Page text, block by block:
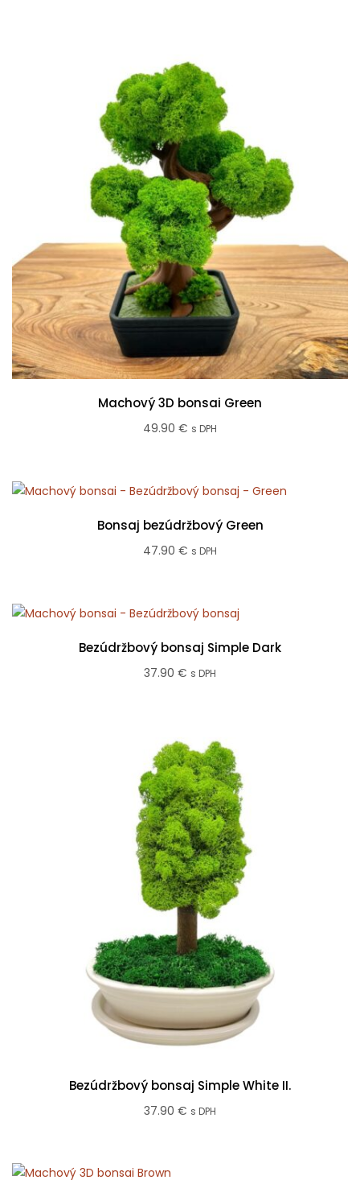
Machový 3D bonsai Green
49.90 € s DPH
Bonsaj bezúdržbový Green
47.90 € s DPH
Bezúdržbový bonsaj Simple Dark
37.90 € s DPH
Bezúdržbový bonsaj Simple White II.
37.90 € s DPH